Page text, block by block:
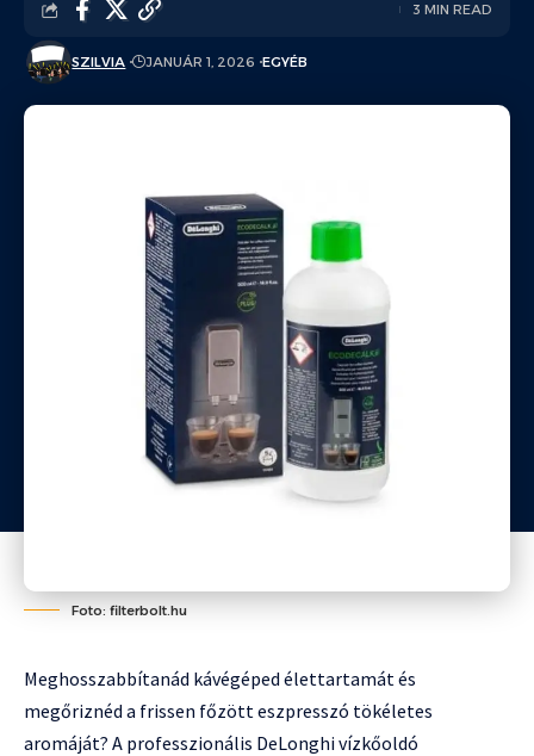
SZILVIA JANUÁR 1, 2026 EGYÉB
3 MIN READ
Foto: filterbolt.hu
Meghosszabbítanád kávégéped élettartamát és
megőriznéd a frissen főzött eszpresszó tökéletes
aromáját? A professzionális DeLonghi vízkőoldó